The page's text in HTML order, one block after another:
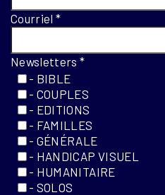
Courriel*
Newsletters*
- BIBLE
- COUPLES
- EDITIONS
- FAMILLES
- GÉNÉRALE
- HANDICAP VISUEL
- HUMANITAIRE
- SOLOS